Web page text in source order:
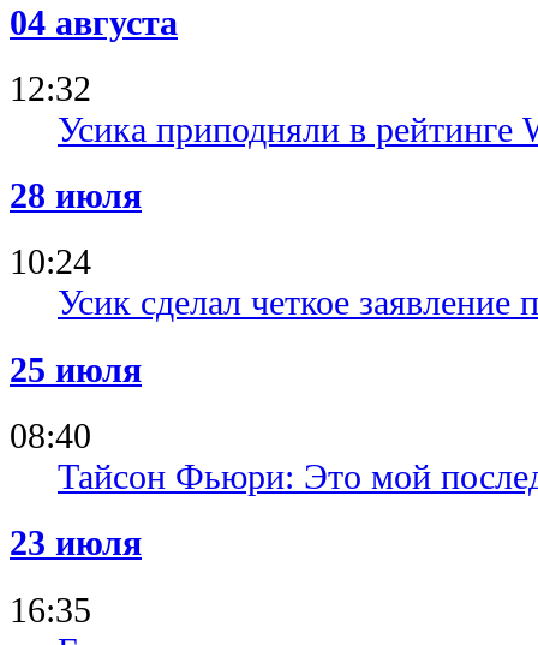
04 августа
12:32
Усика приподняли в рейтинге
28 июля
10:24
Усик сделал четкое
25 июля
08:40
Тайсон Фьюри: Это мой
23 июля
16:35